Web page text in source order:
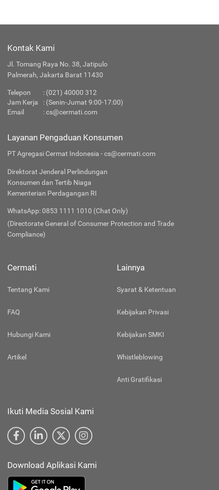
Kontak Kami
Jl. Tomang Raya No. 38, Jatipulo
Palmerah, Jakarta Barat 11430
Telepon : (021) 40000 312
Jam Kerja
: (Senin-Jumat 9:00-17:00)
Email
:cs@cermati.com
Layanan Pengaduan Konsumen
PT Agregasi Cermat Indonesia - cs@cermati.com
Direktorat Jenderal Perlindungan
Konsumen dan Tertib Niaga
Kementerian Perdagangan RI
WhatsApp: 0853 1111 1010 (Chat Only)
(Directorate General of Consumer Protection and Trade
Compliance)
Cermati
Tentang Kami
FAQ
Hubungi Kami
Artikel
Lainnya
Syarat & Ketentuan
Kebijakan Privasi
Kebijakan SMKI
Whistleblowing
Anti Gratifikasi
Ikuti Media Sosial Kami
Download Aplikasi Kami